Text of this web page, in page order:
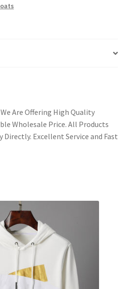
Are Offering High Quality
Wholesale Price. All Products
Directly. Excellent Service and Fast